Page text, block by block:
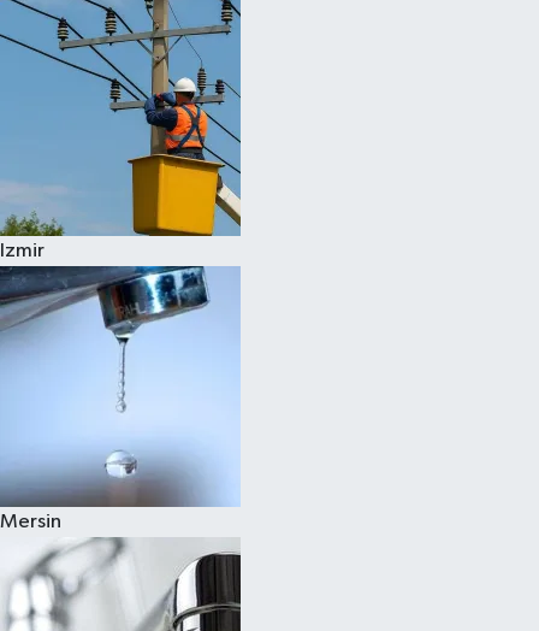
Izmir
Mersin